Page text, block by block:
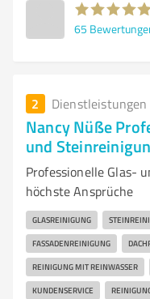
65
2 Dienstleistungen
Nancy Nüße
und
Professionelle Glas-
höchste Ansprüche
GLASREINIGUNG
FASSADENREINIGUNG
REINIGUNG MIT REINWASSER
KUNDENSERVICE